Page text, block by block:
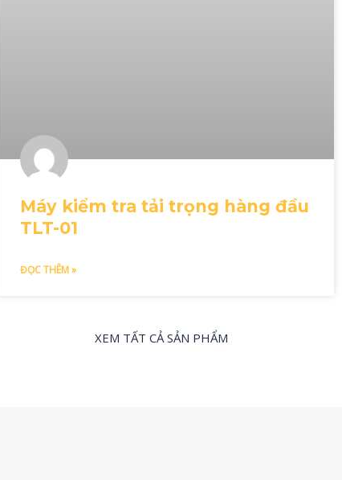
Máy kiểm tra tải trọng hàng đầu
TLT-01
ĐỌC THÊM »
XEM TẤT CẢ SẢN PHẨM